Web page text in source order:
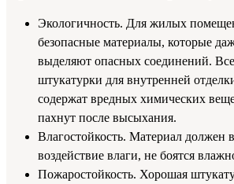
Экологичность. Для жилых
безопасные материалы, которые
выделяют опасных соединений.
штукатурки для внутренней
содержат вредных химических
пахнут после высыхания.
Влагостойкость. Материал должен
воздействие влаги, не боятся
Пожаростойкость. Хорошая